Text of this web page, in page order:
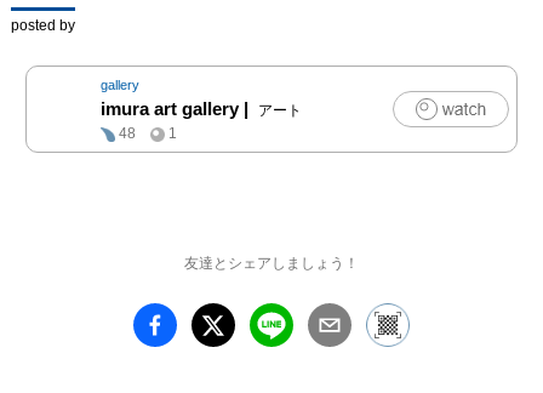
ご高覧ください。
----
かねてより、 私は絵画
の中に存在する “時間の
静止” に興味をそそられ
するためのうつわとして
作品と対峙していると、
時間が凝縮して投影され
posted by
gallery
imura art gallery|
アート
48
1
友達とシェアしましょう！